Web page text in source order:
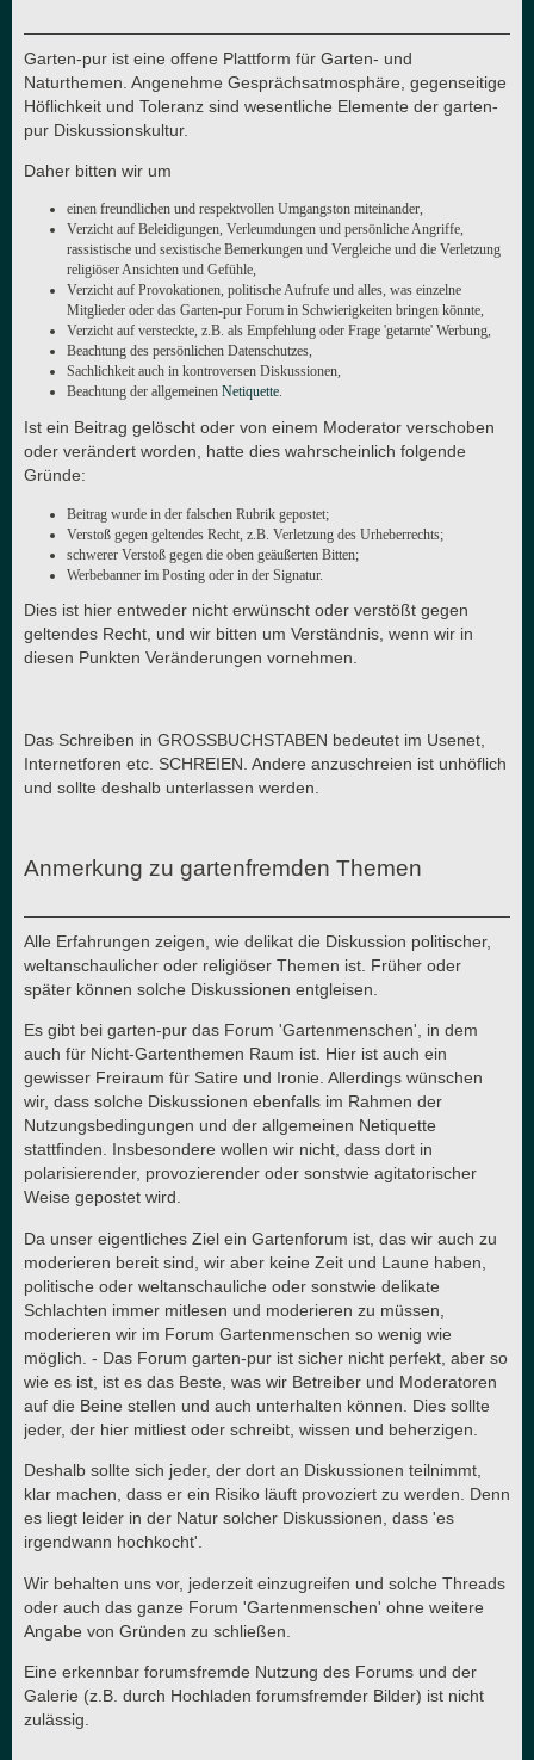
Garten-pur ist eine offene Plattform für Garten- und
Naturthemen. Angenehme Gesprächsatmosphäre, gegenseitige
Höflichkeit und Toleranz sind wesentliche Elemente der garten-
pur Diskussionskultur.
Daher bitten wir um
einen freundlichen und respektvollen Umgangston miteinander,
Verzicht auf Beleidigungen, Verleumdungen und persönliche Angriffe,
rassistische und sexistische Bemerkungen und Vergleiche und die Verletzung
religiöser Ansichten und Gefühle,
Verzicht auf Provokationen, politische Aufrufe und alles, was einzelne
Mitglieder oder das Garten-pur Forum in Schwierigkeiten bringen könnte,
Verzicht auf versteckte, z.B. als Empfehlung oder Frage 'getarnte' Werbung,
Beachtung des persönlichen Datenschutzes,
Sachlichkeit auch in kontroversen Diskussionen,
Beachtung der allgemeinen Netiquette.
Ist ein Beitrag gelöscht oder von einem Moderator verschoben
oder verändert worden, hatte dies wahrscheinlich folgende
Gründe:
Beitrag wurde in der falschen Rubrik gepostet;
Verstoß gegen geltendes Recht, z.B. Verletzung des Urheberrechts;
schwerer Verstoß gegen die oben geäußerten Bitten;
Werbebanner im Posting oder in der Signatur.
Dies ist hier entweder nicht erwünscht oder verstößt gegen
geltendes Recht, und wir bitten um Verständnis, wenn wir in
diesen Punkten Veränderungen vornehmen.
Das Schreiben in GROSSBUCHSTABEN bedeutet im Usenet,
Internetforen etc. SCHREIEN. Andere anzuschreien ist unhöflich
und sollte deshalb unterlassen werden.
Anmerkung zu gartenfremden Themen
Alle Erfahrungen zeigen, wie delikat die Diskussion politischer,
weltanschaulicher oder religiöser Themen ist. Früher oder
später können solche Diskussionen entgleisen.
Es gibt bei garten-pur das Forum 'Gartenmenschen', in dem
auch für Nicht-Gartenthemen Raum ist. Hier ist auch ein
gewisser Freiraum für Satire und Ironie. Allerdings wünschen
wir, dass solche Diskussionen ebenfalls im Rahmen der
Nutzungsbedingungen und der allgemeinen Netiquette
stattfinden. Insbesondere wollen wir nicht, dass dort in
polarisierender, provozierender oder sonstwie agitatorischer
Weise gepostet wird.
Da unser eigentliches Ziel ein Gartenforum ist, das wir auch zu
moderieren bereit sind, wir aber keine Zeit und Laune haben,
politische oder weltanschauliche oder sonstwie delikate
Schlachten immer mitlesen und moderieren zu müssen,
moderieren wir im Forum Gartenmenschen so wenig wie
möglich. - Das Forum garten-pur ist sicher nicht perfekt, aber so
wie es ist, ist es das Beste, was wir Betreiber und Moderatoren
auf die Beine stellen und auch unterhalten können. Dies sollte
jeder, der hier mitliest oder schreibt, wissen und beherzigen.
Deshalb sollte sich jeder, der dort an Diskussionen teilnimmt,
klar machen, dass er ein Risiko läuft provoziert zu werden. Denn
es liegt leider in der Natur solcher Diskussionen, dass 'es
irgendwann hochkocht'.
Wir behalten uns vor, jederzeit einzugreifen und solche Threads
oder auch das ganze Forum 'Gartenmenschen' ohne weitere
Angabe von Gründen zu schließen.
Eine erkennbar forumsfremde Nutzung des Forums und der
Galerie (z.B. durch Hochladen forumsfremder Bilder) ist nicht
zulässig.